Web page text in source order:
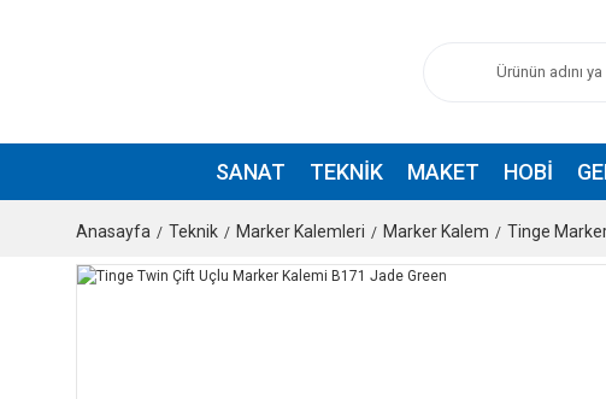
SANAT TEKNIK MAKET HOBI
Anasayfa Teknik Marker Kalemleri Marker Kalem Tinge